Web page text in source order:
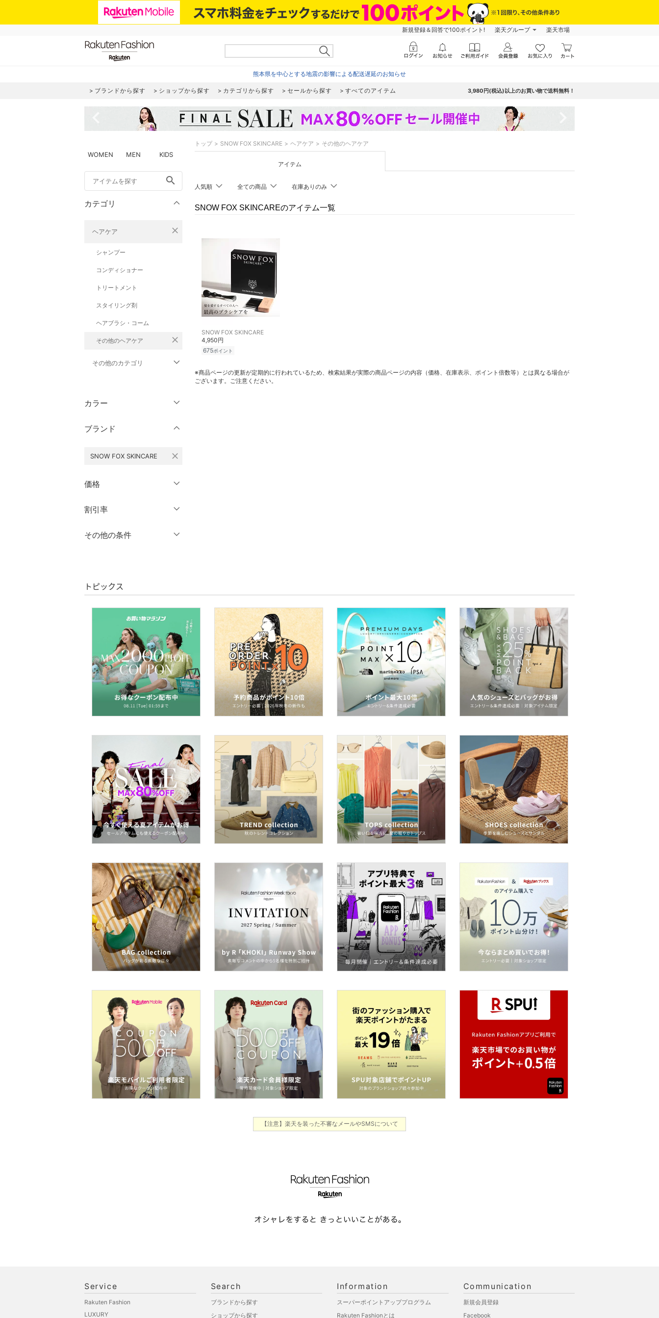
新規登録＆回答で100ポイント! 楽天グループ 楽天市場
熊本県を中心とする地震の影響による配送遅延のお知らせ
ブランドから探す ショップから探す カテゴリから探す セールから探す すべてのアイテム 3,980円(税込)以上のお買い物で送料無料！
WOMEN MEN KIDS
search
カテゴリ
ヘアケア close
シャンプー
コンディショナー
トリートメント
スタイリング剤
ヘアブラシ・コーム
その他のヘアケア close
その他のカテゴリ
パンツ
ワンピース・ドレス
スカート
ーオール
バッグ
ファッション雑貨
アクセサリー・腕時計
財布・ポーチ・ケース
ヘアアクセサリー
ー用品
スーツ・フォーマル
水着・スイムグッズ
着物・浴衣・和装小物
スキンケア
ベースメイク
メイクアップ
ネイル
ボディケア・オーラルケ
ア
フレグランス
メイク道具・美容器具
コフレ・キット・セット
食器・調理器具・キッチ
ン用品
インテリア・生活雑貨
スマホグッズ・オーディ
カラー
クリア
ブランド
SNOW FOX SKINCARE close
価格
絞り込み
割引率
％OFF～ ％OFF
その他の条件
クリア 絞り込み
トップ SNOW FOX SKINCARE ヘアケア その他のヘアケア
アイテム
人気順 全ての商品 在庫ありのみ
SNOW FOX SKINCAREのアイテム一覧
SNOW FOX SKINCARE
4,950円
675ポイント
※商品ページの更新が定期的に行われているため、検索結果が実際の商品ページの内容（価格、在庫表示、ポイント倍数等）とは異なる場合が
ございます。ご注意ください。
トピックス
【注意】楽天を装った不審なメールやSMSについて
Service
Rakuten Fashion
LUXURY
Search
ブランドから探す
ショップから探す
Information
スーパーポイントアッププログラム
Rakuten Fashionとは
Communication
新規会員登録
Facebook